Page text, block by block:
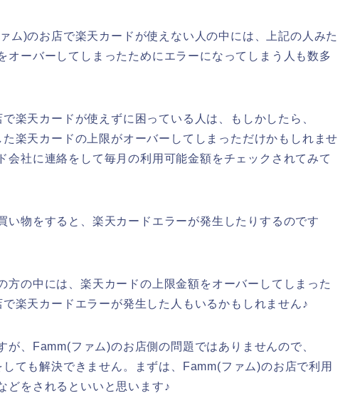
ム)のお店で楽天カードが使えない人の中には、上記の人みた
オーバーしてしまったためにエラーになってしまう人も数多
楽天カードが使えずに困っている人は、もしかしたら、
楽天カードの上限がオーバーしてしまっただけかもしれませ
会社に連絡をして毎月の利用可能金額をチェックされてみて
い物をすると、楽天カードエラーが発生したりするのです
方の中には、楽天カードの上限金額をオーバーしてしまった
楽天カードエラーが発生した人もいるかもしれません♪
が、Famm(ファム)のお店側の問題ではありませんので、
ても解決できません。まずは、Famm(ファム)のお店で利用
どをされるといいと思います♪